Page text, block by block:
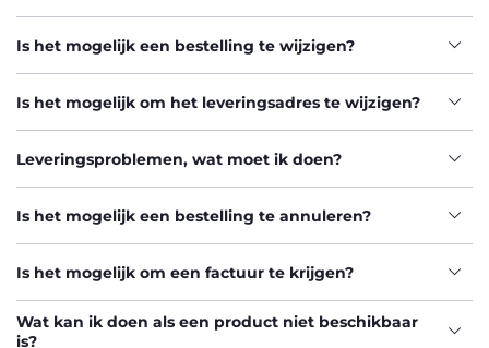
Is het mogelijk een bestelling te wijzigen?
Is het mogelijk om het leveringsadres te wijzigen?
Leveringsproblemen, wat moet ik doen?
Is het mogelijk een bestelling te annuleren?
Is het mogelijk om een factuur te krijgen?
Wat kan ik doen als een product niet beschikbaar
is?